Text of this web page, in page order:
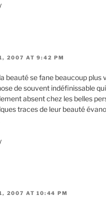
2007 AT 9:42 PM
beauté se fane beaucoup plus
de souvent indéfinissable
absent chez les belles
traces de leur beauté
2007 AT 10:44 PM